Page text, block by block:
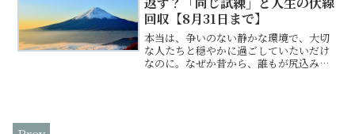
回収【8月31日まで】
本当は、争いのない静かな環境で、大切
な人たちと穏やかに過ごしていたいだけ
なのに。なぜか昔から、誰もが尻込みす